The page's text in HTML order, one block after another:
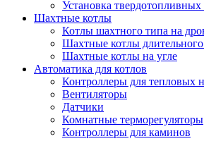
Установка твердотопливных
Шахтные котлы
Котлы шахтного типа на
Шахтные котлы
Шахтные котлы на угле
Автоматика для котлов
Контроллеры для тепловых
Вентиляторы
Датчики
Комнатные терморегуляторы
Контроллеры для каминов